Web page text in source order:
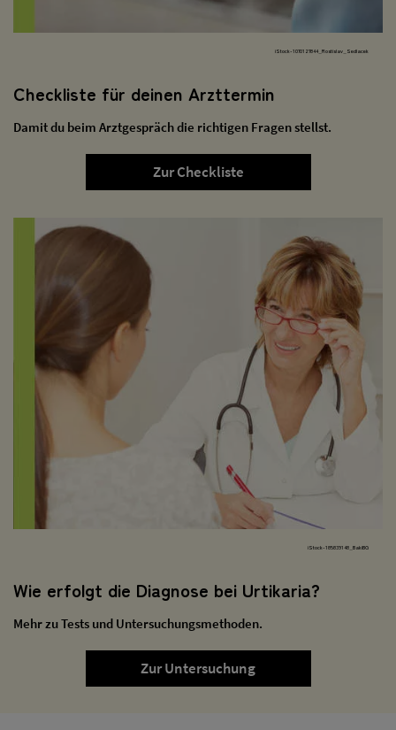
iStock-1070127844_Rostislav_Sedlacek
Checkliste für deinen Arzttermin
Damit du beim Arztgespräch die richtigen Fragen stellst.
Zur Checkliste
iStock-185839148_BakiBG
Wie erfolgt die Diagnose bei Urtikaria?
Mehr zu Tests und Untersuchungsmethoden.
Zur Untersuchung